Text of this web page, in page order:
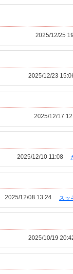
2025/12/25
2025/12/23
2025/12/17
2025/12/10 11:08
スッ
2025/12/08 13:24
2025/10/19